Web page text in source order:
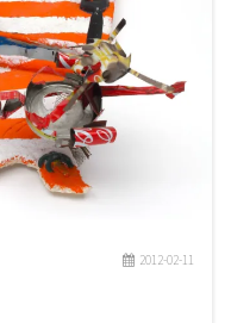
2012-02-11